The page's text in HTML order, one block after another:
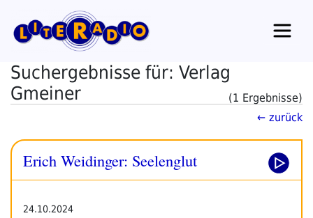
Inhalt
springen
Suchergebnisse für: Verlag
Gmeiner
(1 Ergebnisse)
← zurück
Erich Weidinger: Seelenglut
24.10.2024